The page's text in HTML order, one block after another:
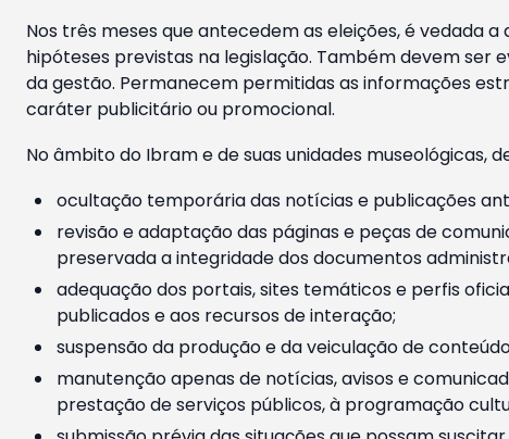
Nos três meses que antecedem as eleições, é vedada
hipóteses previstas na legislação. Também devem ser
da gestão. Permanecem permitidas as informações
caráter publicitário ou promocional.
No âmbito do Ibram e de suas unidades museológicas,
ocultação temporária das notícias e publicações
revisão e adaptação das páginas e peças de
preservada a integridade dos documentos
adequação dos portais, sites temáticos e perfis
publicados e aos recursos de interação;
suspensão da produção e da veiculação de
manutenção apenas de notícias, avisos e
prestação de serviços públicos, à programação